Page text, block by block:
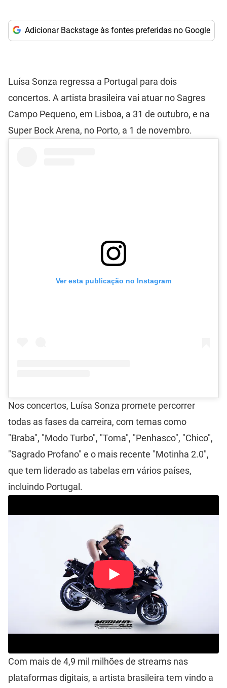
Adicionar Backstage às fontes preferidas no Google
Luísa Sonza regressa a Portugal para dois
concertos. A artista brasileira vai atuar no Sagres
Campo Pequeno, em Lisboa, a 31 de outubro, e na
Super Bock Arena, no Porto, a 1 de novembro.
Ver esta publicação no Instagram
Nos concertos, Luísa Sonza promete percorrer
todas as fases da carreira, com temas como
"Braba", "Modo Turbo", "Toma", "Penhasco", "Chico",
"Sagrado Profano" e o mais recente "Motinha 2.0",
que tem liderado as tabelas em vários países,
incluindo Portugal.
Com mais de 4,9 mil milhões de streams nas
plataformas digitais, a artista brasileira tem vindo a